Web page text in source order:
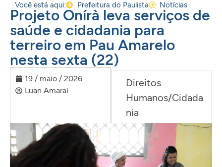
Você está aqui: Prefeitura do Paulista Notícias
Projeto Onírà leva serviços de
saúde e cidadania para
terreiro em Pau Amarelo
nesta sexta (22)
19 / maio / 2026
Luan Amaral
Direitos
Humanos/Cidada
nia